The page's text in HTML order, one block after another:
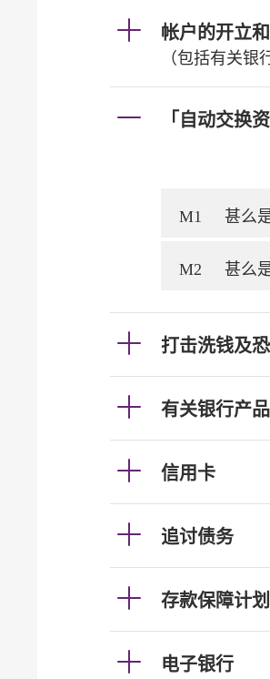
帐户的开立
（包括有关银
「自动交换
M1 甚么
M2 甚么
打击洗钱及
有关银行产
信用卡
追讨债务
存款保障计划
电子银行